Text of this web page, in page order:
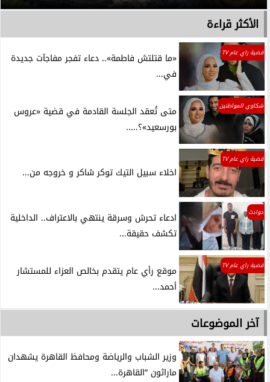
الأكثر قراءة
قضية راي عام TV
«ما قتلتش فاطمة».. دعاء تفجر مفاجآت جديدة
في...
شكاوي المواطنين
متى تُعقد الجلسة القادمة في قضية «عروس
بورسعيد»؟.....
قضية راي عام TV
اخلاء سبيل التيك توكر شاكر و خروجه من...
حوادث
ادعاء تحرش وسرقة ينتهي بالاعتراف.. الداخلية
تكشف حقيقة...
قضية راي عام TV
موقع رأي عام يتقدم بخالص العزاء للمستشار
أحمد...
آخر الموضوعات
وزير الشباب والرياضة ومحافظ القاهرة يشهدان
ماراثون “القاهرة...